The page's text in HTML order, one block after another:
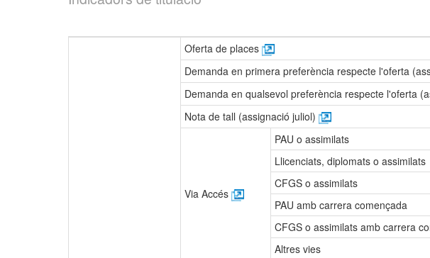
Oferta de places
Demanda en primera preferència respecte l'oferta
Demanda en qualsevol preferència respecte l'oferta
Nota de tall (assignació juliol)
Via Accés
PAU o assimilats
Llicenciats, diplomats o assimilats
CFGS o assimilats
PAU amb carrera començada
CFGS o assimilats amb carrera
Altres vies